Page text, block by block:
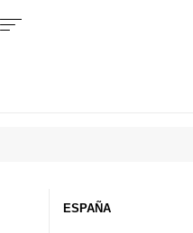
ESPAÑA